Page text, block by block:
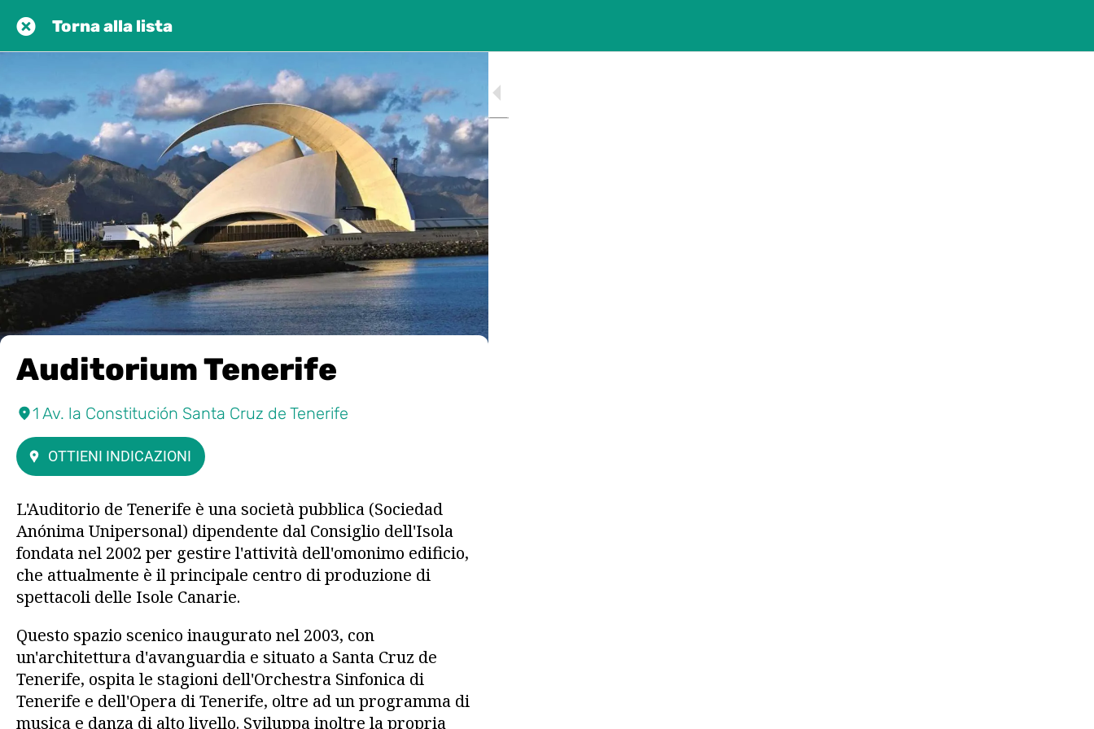
Torna alla lista
Auditorium Tenerife
1 Av. la Constitución Santa Cruz de Tenerife
OTTIENI INDICAZIONI
L'Auditorio de Tenerife è una società pubblica (Sociedad
Anónima Unipersonal) dipendente dal Consiglio dell'Isola
fondata nel 2002 per gestire l'attività dell'omonimo edificio,
che attualmente è il principale centro di produzione di
spettacoli delle Isole Canarie.
Questo spazio scenico inaugurato nel 2003, con
un'architettura d'avanguardia e situato a Santa Cruz de
Tenerife, ospita le stagioni dell'Orchestra Sinfonica di
Tenerife e dell'Opera di Tenerife, oltre ad un programma di
musica e danza di alto livello. Sviluppa inoltre la propria